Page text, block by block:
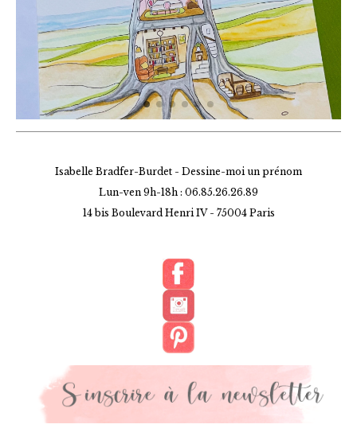
Isabelle Bradfer-Burdet - Dessine-moi un prénom
Lun-ven 9h-18h : 06.85.26.26.89
14 bis Boulevard Henri IV - 75004 Paris